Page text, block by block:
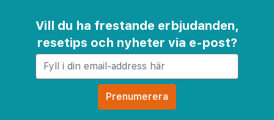
Vill du ha frestande erbjudanden,
resetips och nyheter via e-post?